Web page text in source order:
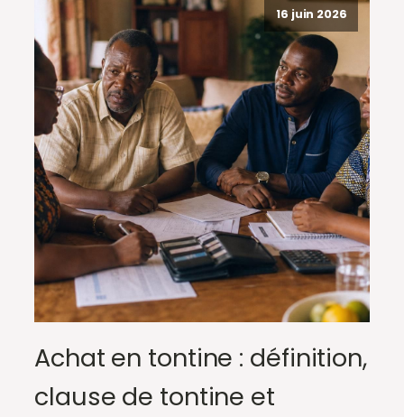
16 juin 2026
Achat en tontine : définition,
clause de tontine et